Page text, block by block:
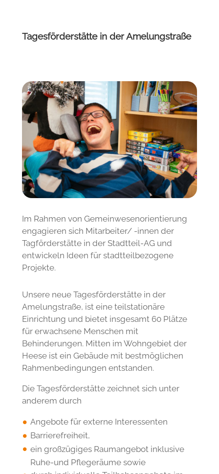
Teilhabe zu erleben. Es stehen separate
Besuchskontakte zum Hehlentorstift
(Senioren und junge Pflege) der
Lobetalarbeit.
Tagesförderstätte in der Amelungstraße
Im Rahmen von Gemeinwesenorientierung
engagieren sich Mitarbeiter/ -innen der
Tagförderstätte in der Stadtteil-AG und
entwickeln Ideen für stadtteilbezogene
Unsere neue Tagesförderstätte in der
Amelungstraße, ist eine teilstationäre
Einrichtung und bietet insgesamt 60 Plätze
für erwachsene Menschen mit
Behinderungen. Mitten im Wohngebiet der
Heese ist ein Gebäude mit bestmöglichen